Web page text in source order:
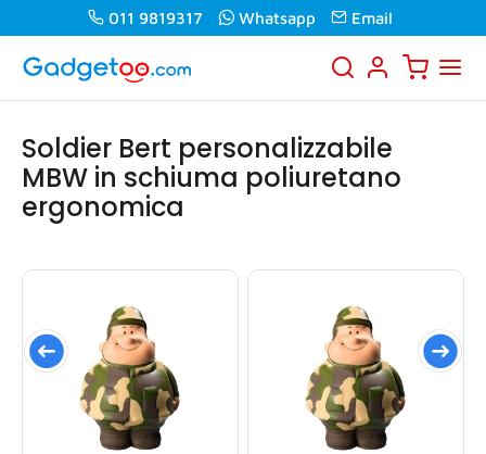
011 9819317 Whatsapp Email
Soldier Bert personalizzabile
MBW in schiuma poliuretano
ergonomica